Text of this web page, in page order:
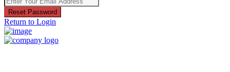
Reset Password
Return to Login